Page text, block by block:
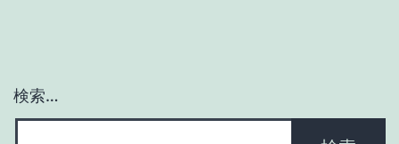
ン
検索…